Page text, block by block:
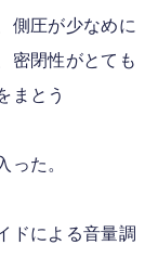
側圧が少なめに
密閉性がとても
まとう
った。
ドによる音量調